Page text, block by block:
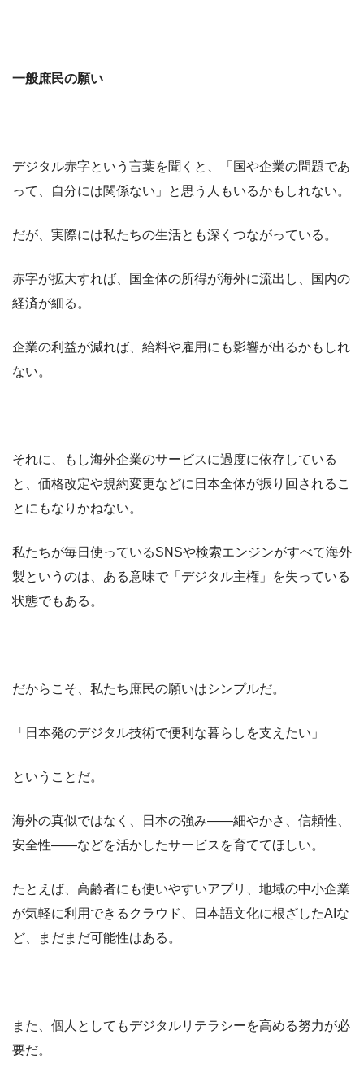
一般庶民の願い
デジタル赤字という言葉を聞くと、「国や企業の問題であ
って、自分には関係ない」と思う人もいるかもしれない。
だが、実際には私たちの生活とも深くつながっている。
赤字が拡大すれば、国全体の所得が海外に流出し、国内の
経済が細る。
企業の利益が減れば、給料や雇用にも影響が出るかもしれ
ない。
それに、もし海外企業のサービスに過度に依存している
と、価格改定や規約変更などに日本全体が振り回されるこ
とにもなりかねない。
私たちが毎日使っているSNSや検索エンジンがすべて海外
製というのは、ある意味で「デジタル主権」を失っている
状態でもある。
だからこそ、私たち庶民の願いはシンプルだ。
「日本発のデジタル技術で便利な暮らしを支えたい」
ということだ。
海外の真似ではなく、日本の強み――細やかさ、信頼性、
安全性――などを活かしたサービスを育ててほしい。
たとえば、高齢者にも使いやすいアプリ、地域の中小企業
が気軽に利用できるクラウド、日本語文化に根ざしたAIな
ど、まだまだ可能性はある。
また、個人としてもデジタルリテラシーを高める努力が必
要だ。